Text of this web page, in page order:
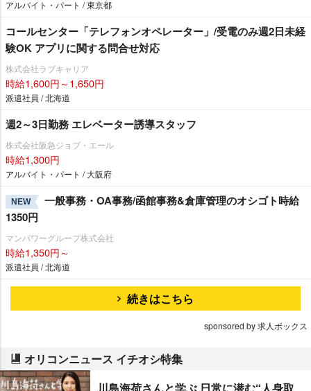
アルバイト・パート / 東京都
コールセンター「テレフォンオペレーター」/受電のみ週2日未経
験OK アプリに関する問合せ対応
株式会社ラブキャリア
時給1,600円～1,650円
派遣社員 / 北海道
週2～3日勤務 エレベーター誘導スタッフ
株式会社阪急ジョブ・エール
時給1,300円
アルバイト・パート / 大阪府
NEW
一般事務・OA事務/函館事務&倉庫管理のオシゴト時給
1350円
マンパワーグループ株式会社
時給1,350円～
派遣社員 / 北海道
続きはこちら
sponsored by 求人ボックス
オリコンニュース イチオシ特集